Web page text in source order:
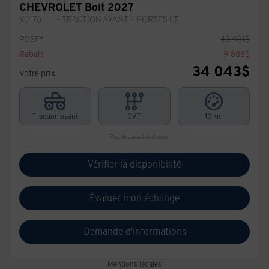
CHEVROLET Bolt 2027
V0176
– TRACTION AVANT 4 PORTES LT
PDSF*
43 931$
Rabais
9 888$
Votre prix
34 043$
Traction avant CVT 10 km
Plus de caractéristiques
Vérifier la disponibilité
Évaluer mon échange
Demande d'informations
Mentions légales